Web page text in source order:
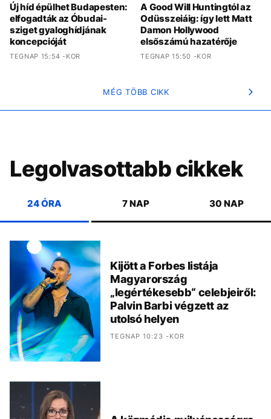
Új híd épülhet Budapesten:
elfogadták az Óbudai-
sziget gyaloghídjának
koncepcióját
TEGNAP 15:54 -KOR
A Good Will Huntingtól az
Odüsszeiáig: így lett Matt
Damon Hollywood
elsőszámú hazatérője
TEGNAP 15:50 -KOR
MÉG TÖBB CIKK
Legolvasottabb cikkek
24 ÓRA 7 NAP 30 NAP
Kijött a Forbes listája
Magyarország
„legértékesebb“ celebjeiről:
Palvin Barbi végzett az
utolsó helyen
TEGNAP 10:23 -KOR